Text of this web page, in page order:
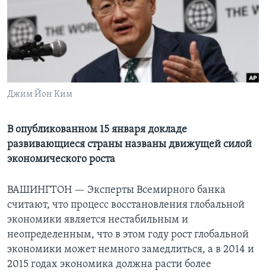
Learning English
СОЦИАЛЬНЫЕ СЕТИ
Джим Йон Ким
В опубликованном 15 января докладе
развивающиеся страны названы движущей силой
экономического роста
ВАШИНГТОН — Эксперты Всемирного банка
считают, что процесс восстановления глобальной
экономики является нестабильным и
неопределенным, что в этом году рост глобальной
экономики может немного замедлиться, а в 2014 и
2015 годах экономика должна расти более